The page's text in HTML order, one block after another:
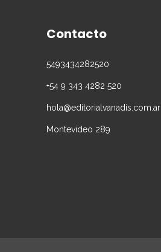
Contacto
5493434282520
+54 9 343 4282 520
hola@editorialvanadis.com.ar
Montevideo 289